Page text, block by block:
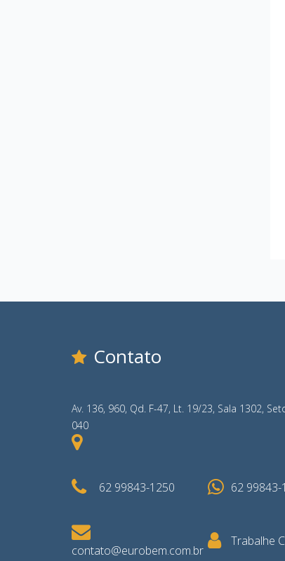
Contato
Av. 136, 960, Qd. F-47, Lt. 19/23, Sala 1302,
040
62 99843-1250 62 99843-
contato@eurobem.com.br
Trabalhe